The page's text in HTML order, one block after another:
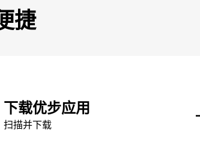
捷
下载优步应用
扫描并下载